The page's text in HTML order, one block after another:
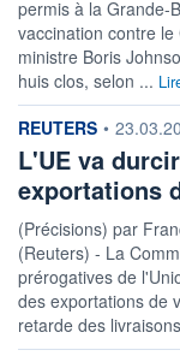
permis à la Grande-
vaccination contre
ministre Boris
huis clos, selon ...
information fournie
REUTERS •
L'UE va
exportations
(Précisions) par
(Reuters) - La
prérogatives de
des exportations de
retarde des